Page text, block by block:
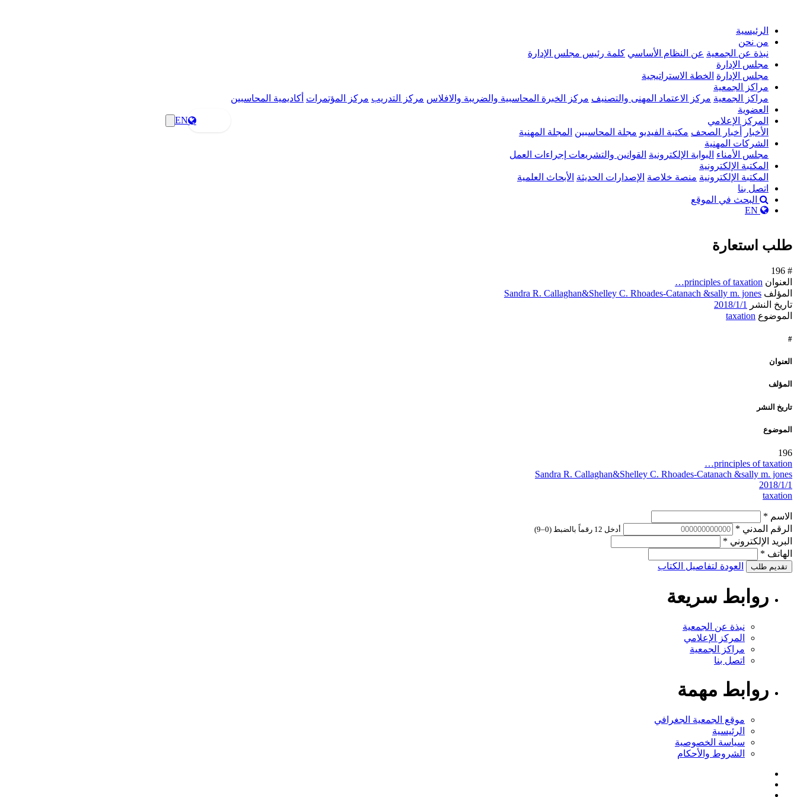
الرئيسية
من نحن
نبذة عن الجمعية عن النظام الأساسي كلمة رئيس مجلس الإدارة
مجلس الإدارة
مجلس الإدارة الخطة الاستراتيجية
مراكز الجمعية
مراكز الجمعية مركز الاعتماد المهنى والتصنيف مركز الخبرة المحاسبية والضريبة والافلاس مركز التدريب مركز المؤتمرات أكاديمية المحاسبين
العضوية
المركز الإعلامي
الأخبار
أخبار الصحف مكتبة الفيديو مجلة المحاسبين المجلة المهنية
الشركات المهنية
مجلس الأمناء البوابة الإلكترونية القوانين والتشريعات إجراءات العمل
المكتبة الإلكترونية
المكتبة الإلكترونية منصة خلاصة الإصدارات الحديثة الأبحاث العلمية
اتصل بنا
البحث في الموقع
EN
طلب استعارة
#
196
العنوان principles of taxation…
المؤلف Sandra R. Callaghan&Shelley C. Rhoades-Catanach &sally m. jones
تاريخ النشر
1‏‏/1‏‏/2018
الموضوع taxation
#
العنوان
المؤلف
تاريخ النشر
الموضوع
196
principles of taxation…
Sandra R. Callaghan&Shelley C. Rhoades-Catanach &sally m. jones
1‏‏/1‏‏/2018
taxation
الاسم *
الرقم المدني * أدخل 12 رقماً بالضبط (0–9)
البريد الإلكتروني *
الهاتف *
تقديم طلب العودة لتفاصيل الكتاب
روابط سريعة
نبذة عن الجمعية
المركز الإعلامي
مراكز الجمعية
اتصل بنا
روابط مهمة
موقع الجمعية الجغرافي
الرئيسية
سياسة الخصوصية
الشروط والأحكام